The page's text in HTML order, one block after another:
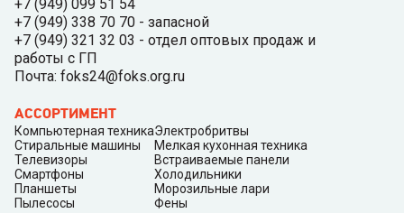
+7 (949) 099 51 54
+7 (949) 338 70 70 - запасной
+7 (949) 321 32 03 - отдел оптовых продаж и
работы с ГП
Почта: foks24@foks.org.ru
АССОРТИМЕНТ
Компьютерная техника
Стиральные машины
Телевизоры
Смартфоны
Планшеты
Пылесосы
Электробритвы
Мелкая кухонная техника
Встраиваемые панели
Холодильники
Морозильные лари
Фены